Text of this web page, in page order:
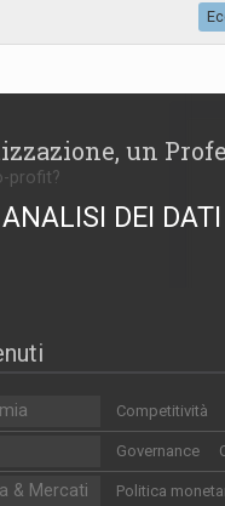
un
profit?
DEI DATI
Competitività
Governance
& Mercati Politica